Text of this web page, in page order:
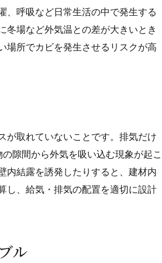
、呼吸など日常生活の中で発生する
冬場など外気温との差が大きいとき
場所でカビを発生させるリスクが高
が取れていないことです。排気だけ
隙間から外気を吸い込む現象が起こ
内結露を誘発したりすると、建材内
し、給気・排気の配置を適切に設計
ル